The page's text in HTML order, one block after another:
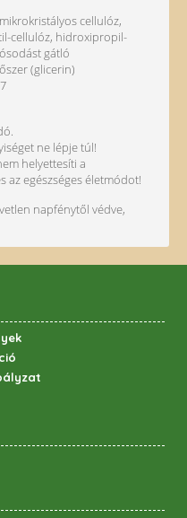
cellulóz,
cellulóz, hidroxipropil-
gátló
(glicerin)
ne lépje túl!
helyettesíti a
az egészséges életmódot!
napfénytől védve,